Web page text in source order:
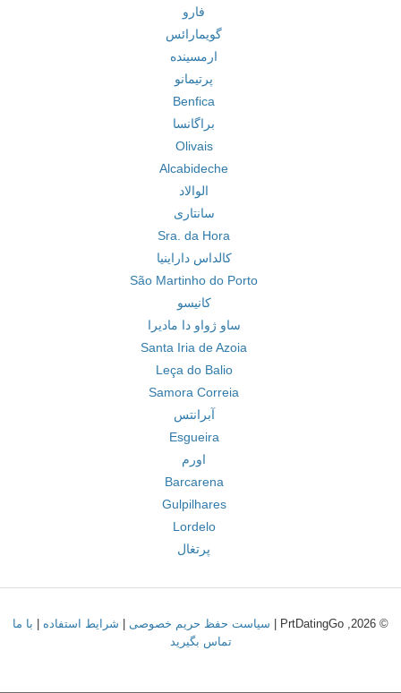
فارو
گویمارائس
ارمسینده
پرتیمانو
Benfica
براگانسا
Olivais
Alcabideche
الوالاد
سانتاری
Sra. da Hora
کالداس داراینیا
São Martinho do Porto
کانیسو
ساو ژواو دا مادیرا
Santa Iria de Azoia
Leça do Balio
Samora Correia
آبرانتس
Esgueira
اورم
Barcarena
Gulpilhares
Lordelo
پرتغال
© 2026, PrtDatingGo | سیاست حفظ حریم خصوصی شرایط استفاده
با ما
تماس بگیرید